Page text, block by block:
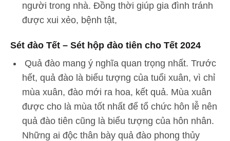
người trong nhà. Đồng thời giúp gia đình tránh
được xui xẻo, bệnh tật,
Sét đào Tết – Sét hộp đào tiên cho Tết 2024
Quả đào mang ý nghĩa quan trọng nhất. Trước
hết, quả đào là biểu tượng của tuổi xuân, vì chỉ
mùa xuân, đào mới ra hoa, kết quả. Mùa xuân
được cho là mùa tốt nhất để tổ chức hôn lễ nên
quả đào tiên cũng là biểu tượng của hôn nhân.
Những ai độc thân bày quả đào phong thủy